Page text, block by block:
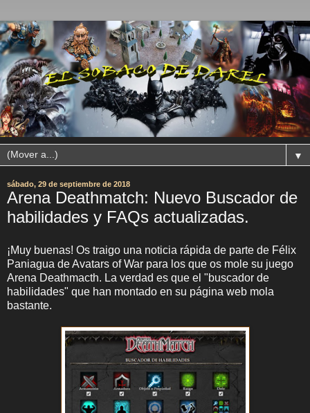
▼
sábado, 29 de septiembre de 2018
Arena Deathmatch: Nuevo Buscador de
habilidades y FAQs actualizadas.
¡Muy buenas! Os traigo una noticia rápida de parte de Félix
Paniagua de Avatars of War para los que os mole su juego
Arena Deathmacth. La verdad es que el "buscador de
habilidades" que han montado en su página web mola
bastante.